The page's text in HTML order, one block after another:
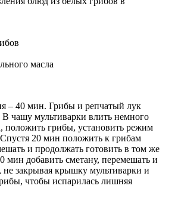
масла
– 40 мин. Грибы и репчатый лук
В чашу мультиварки влить немного
положить грибы, установить режим
20 мин положить к грибам
и продолжать готовить в том же
мин добавить сметану, перемешать и
не закрывая крышку мультиварки и
чтобы испарилась лишняя